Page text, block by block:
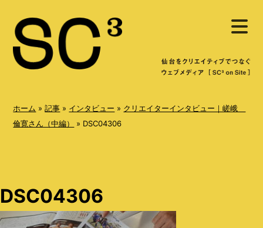
e
n
メ
ニ
を
開
く
ホーム »記事 » インタビュー » クリエイターインタビュー｜嵯峨
倫寛さん（中編）
» DSC04306
DSC04306